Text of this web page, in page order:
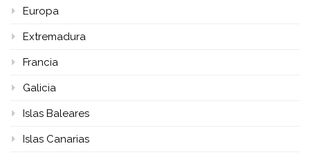
Europa
Extremadura
Francia
Galicia
Islas Baleares
Islas Canarias